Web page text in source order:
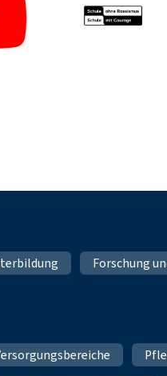
Forschung